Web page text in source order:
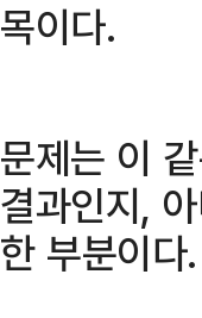
목이다.
문제는 이
결과인지,
한 부분이다.